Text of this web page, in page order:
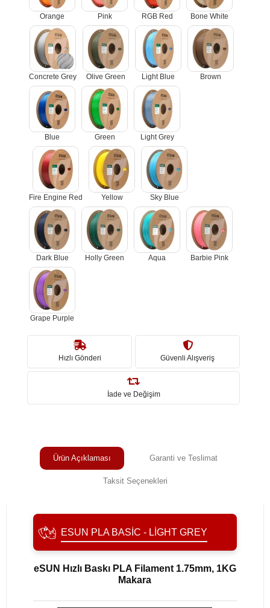
Orange Pink RGB Red Bone White
Concrete Grey Olive Green Light Blue Brown
Blue Green Light Grey
Fire Engine Red Yellow Sky Blue
Dark Blue Holly Green Aqua Barbie Pink
Grape Purple
Hızlı Gönderi Güvenli Alışveriş
İade ve Değişim
Ürün Açıklaması Garanti ve Teslimat
Taksit Seçenekleri
ESUN PLA BASIC - LIGHT GREY
eSUN Hızlı Baskı PLA Filament 1.75mm, 1KG
Makara